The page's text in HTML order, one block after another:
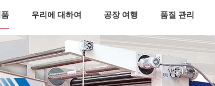
우리에 대하여 공장 여행 품질 관리